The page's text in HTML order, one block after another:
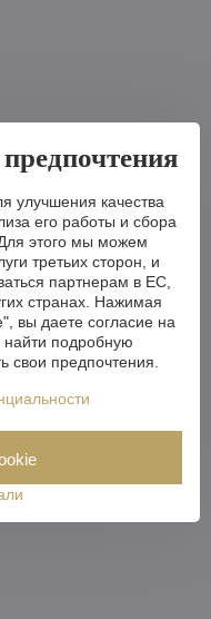
улучшения качества
его работы и сбора
этого мы можем
третьих сторон, и
партнерам в ЕС,
странах. Нажимая
вы даете согласие на
подробную
предпочтения.